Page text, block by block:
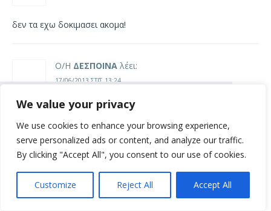
Συνεχίζοντας σε αυτό τον ιστότοπο
αποδέχεστε την χρήση των cookies
σύμφωνα με τους όρους χρήσης.
Όροι χρήσης
Συμφωνώ
We value your privacy
We use cookies to enhance your browsing experience,
serve personalized ads or content, and analyze our traffic.
By clicking "Accept All", you consent to our use of cookies.
Customize Reject All Accept All
δεν τα εχω δοκιμασει ακομα!
Ο/Η ΔΕΣΠΟΙΝΑ λέει:
17/06/2013 ΣΤΙΣ 13:24
ειναι πιο λειτουργικό με καλύτερες και γρηγορότερες
εφαρμογές…αμεση συνδεση …τελειοοοοοο
μακαρι να κερδισω
Ο/Η Δημήτρης Κεσσανιδης